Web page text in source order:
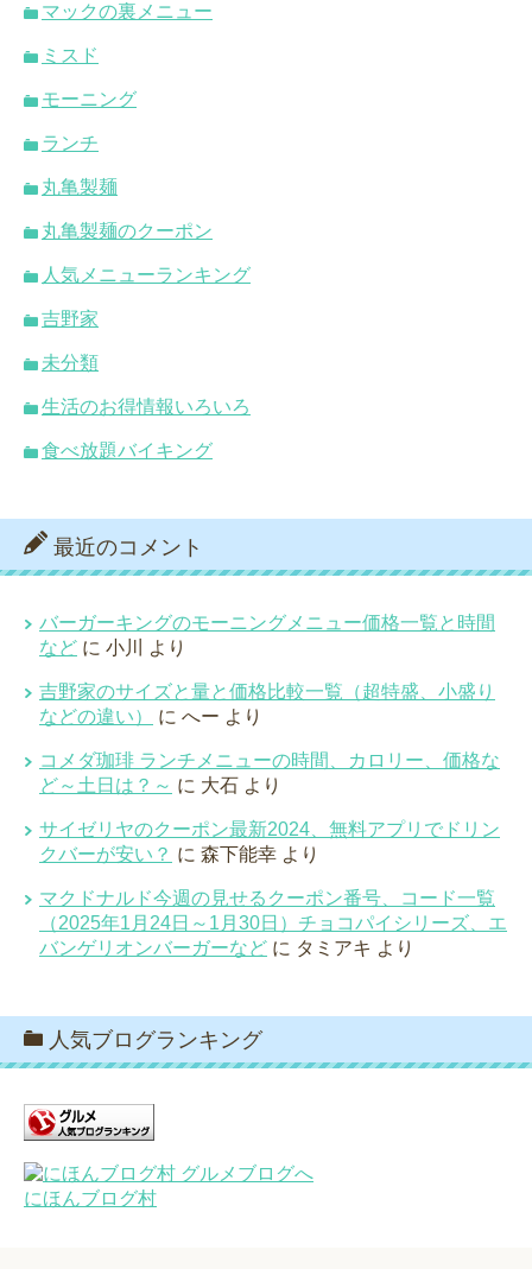
マックの裏メニュー
ミスド
モーニング
ランチ
丸亀製麺
丸亀製麺のクーポン
人気メニューランキング
吉野家
未分類
生活のお得情報いろいろ
食べ放題バイキング
最近のコメント
バーガーキングのモーニングメニュー価格一覧と時間
など に 小川 より
吉野家のサイズと量と価格比較一覧（超特盛、小盛り
などの違い）
に へー より
コメダ珈琲 ランチメニューの時間、カロリー、価格な
ど～土日は？～ に 大石 より
サイゼリヤのクーポン最新2024、無料アプリでドリン
クバーが安い？ に 森下能幸 より
マクドナルド今週の見せるクーポン番号、コード一覧
（2025年1月24日～1月30日）チョコパイシリーズ、エ
バンゲリオンバーガーなど に タミアキ より
人気ブログランキング
にほんブログ村